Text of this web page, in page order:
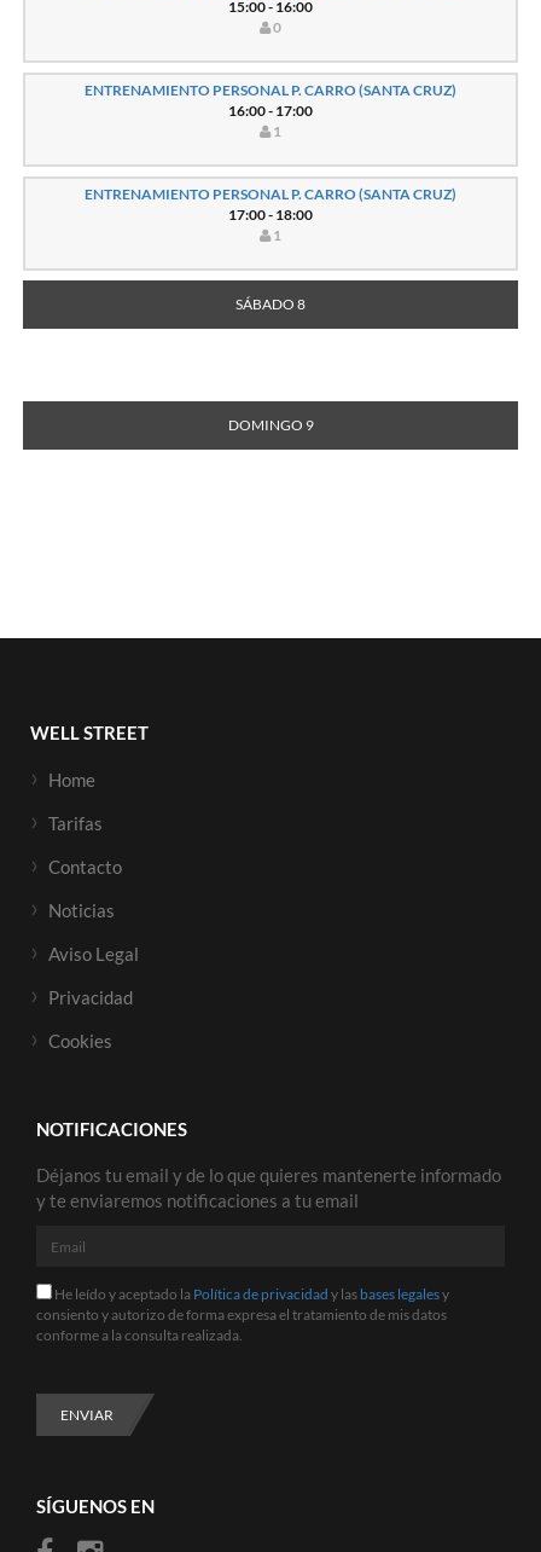
15:00 - 16:00
0
ENTRENAMIENTO PERSONAL P. CARRO (SANTA CRUZ)
16:00 - 17:00
1
ENTRENAMIENTO PERSONAL P. CARRO (SANTA CRUZ)
17:00 - 18:00
1
SÁBADO 8
DOMINGO 9
WELL STREET
Home
Tarifas
Contacto
Noticias
Aviso Legal
Privacidad
Cookies
NOTIFICACIONES
Déjanos tu email y de lo que quieres mantenerte informado
y te enviaremos notificaciones a tu email
Email
He
leído
y
Política
de
privacidad
legales
He leído y aceptado la Política de privacidad y las bases legalesy
consiento y autorizo de forma expresa el tratamiento de mis datos
conforme a la consulta realizada.
ENVIAR
SÍGUENOS EN